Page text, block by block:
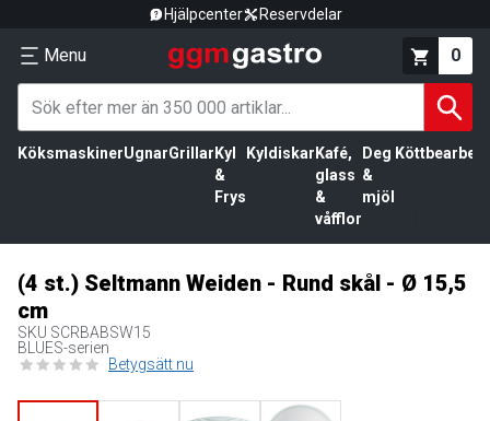
Hjälpcenter Reservdelar
Menu 0
KöksmaskinerUgnarGrillar Kyl
&
Frys
Kyldiskar Kafé,
glass
&
våfflor
Deg
&
mjöl
(4 st.) Seltmann Weiden - Rund skål - Ø 15,5
cm
SKU SCRBABSW15
BLUES-serien
Betygsätt nu